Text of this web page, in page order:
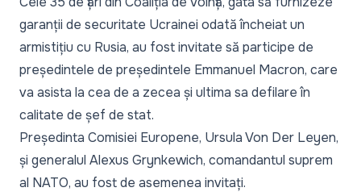
garanții de securitate Ucrainei odată încheiat un
armistițiu cu Rusia, au fost invitate să participe de
președintele de președintele Emmanuel Macron, care
va asista la cea de a zecea și ultima sa defilare în
calitate de șef de stat.
Președinta Comisiei Europene, Ursula Von Der Leyen,
și generalul Alexus Grynkewich, comandantul suprem
al NATO, au fost de asemenea invitați.